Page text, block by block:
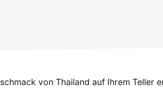
von Thailand auf Ihrem Teller